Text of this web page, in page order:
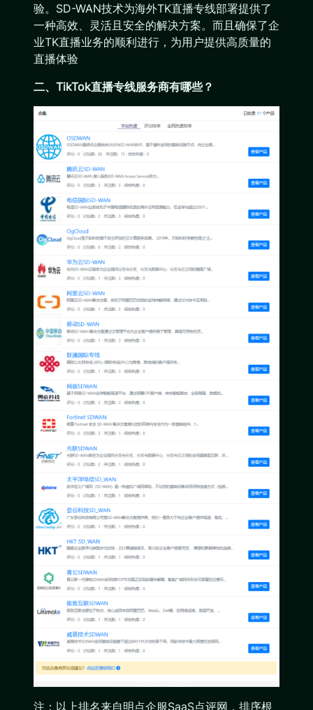
验。SD-WAN技术为海外TK直播专线部署提供了
一种高效、灵活且安全的解决方案。而且确保了企
业TK直播业务的顺利进行，为用户提供高质量的
直播体验
二、TikTok直播专线服务商有哪些？
注：以上排名来自明点企服SaaS点评网，排序根